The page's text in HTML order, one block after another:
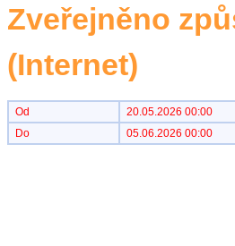
Zveřejněno
(Internet)
Od
20.05.2026 00:00
Do
05.06.2026 00:00